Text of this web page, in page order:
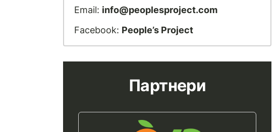
Email: info@peoplesproject.com
Facebook: People’s Project
Партнери